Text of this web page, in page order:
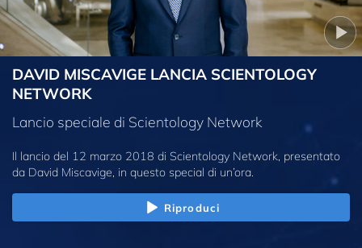
DAVID MISCAVIGE LANCIA SCIENTOLOGY
NETWORK
Lancio speciale di Scientology Network
Il lancio del 12 marzo 2018 di Scientology Network, presentato
da David Miscavige, in questo special di un’ora.
Riproduci